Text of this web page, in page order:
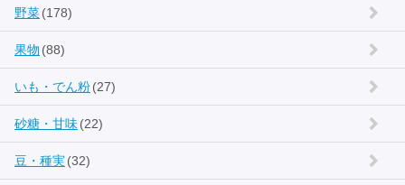
野菜(178)
果物 (88)
いも・でん粉(27)
砂糖・甘味(22)
豆・種実(32)